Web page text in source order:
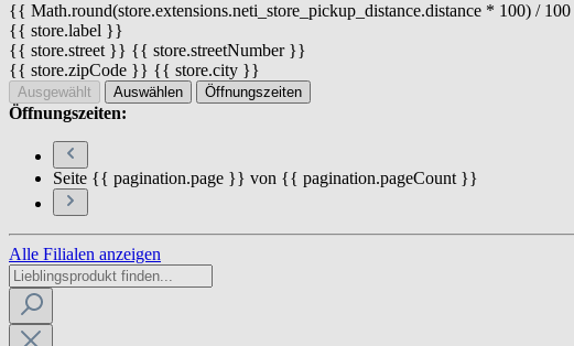
{{ Math.round(store.extensions.neti_store_pickup_distance.distance * 100) /
{{ store.label }}
{{ store.street }} {{ store.streetNumber }}
{{ store.zipCode }} {{ store.city }}
Ausgewählt Auswählen Öffnungszeiten
Öffnungszeiten:
Seite {{ pagination.page }} von {{ pagination.pageCount }}
Alle Filialen anzeigen